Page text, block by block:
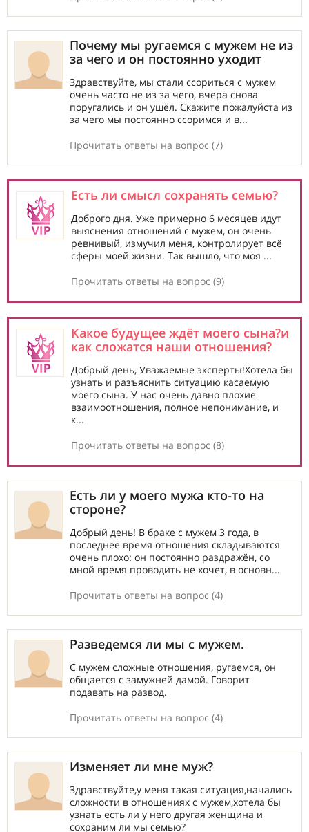
Почему мы ругаемся с мужем не из
за чего и он постоянно уходит
Здравствуйте, мы стали ссориться с мужем
очень часто не из за чего, вчера снова
поругались и он ушёл. Скажите пожалуйста из
за чего мы постоянно ссоримся и в...
Прочитать ответы на вопрос (7)
Есть ли смысл сохранять семью?
Доброго дня. Уже примерно 6 месяцев идут
выяснения отношений с мужем, он очень
ревнивый, измучил меня, контролирует всё
сферы моей жизни. Так вышло, что моя ...
Прочитать ответы на вопрос (9)
Какое будущее ждёт моего сына?и
как сложатся наши отношения?
Добрый день, Уважаемые эксперты!Хотела бы
узнать и разъяснить ситуацию касаемую
моего сына. У нас очень давно плохие
взаимоотношения, полное непонимание, и
к...
Прочитать ответы на вопрос (8)
Есть ли у моего мужа кто-то на
стороне?
Добрый день! В браке с мужем 3 года, в
последнее время отношения складываются
очень плохо: он постоянно раздражён, со
мной время проводить не хочет, в основн...
Прочитать ответы на вопрос (4)
Разведемся ли мы с мужем.
С мужем сложные отношения, ругаемся, он
общается с замужней дамой. Говорит
подавать на развод.
Прочитать ответы на вопрос (4)
Изменяет ли мне муж?
Здравствуйте,у меня такая ситуация,начались
сложности в отношениях с мужем,хотела бы
узнать есть ли у него другая женщина и
сохраним ли мы семью?